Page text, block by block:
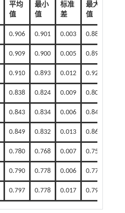
平均
值
最小
值
标准
差
最大
值
0.906 0.901 0.003 0.888
0.909 0.900 0.005 0.894
0.910 0.893 0.012 0.924
0.838 0.824 0.009 0.808
0.843 0.834 0.006 0.840
0.849 0.832 0.013 0.864
0.780 0.768 0.007 0.756
0.790 0.778 0.006 0.775
0.797 0.778 0.017 0.794